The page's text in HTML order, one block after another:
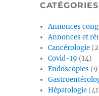
Annonces
Annonces et
Cancérologie
Covid-19 (14)
Endoscopies
Hépatologie